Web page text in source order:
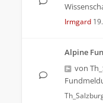
Irmgard
Alpine
von